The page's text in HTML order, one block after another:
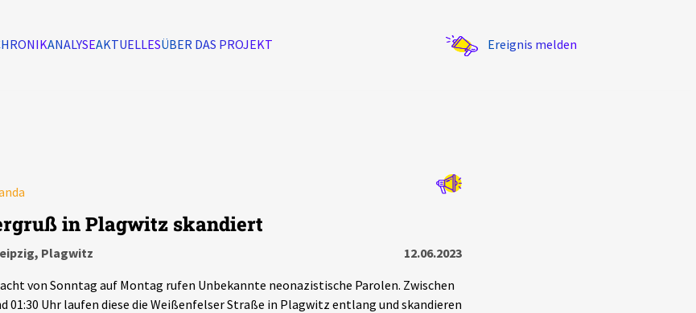
ANALYSEAKTUELLESÜBER DAS PROJEKT Ereignis melden
in Plagwitz skandiert
Plagwitz
12.06.2023
von Sonntag auf Montag rufen Unbekannte neonazistische Parolen. Zwischen
01:30 Uhr laufen diese die Weißenfelser Straße in Plagwitz entlang und skandieren